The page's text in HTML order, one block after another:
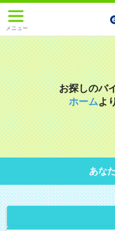
メニュー
お探しのバ
ホームよ
あな